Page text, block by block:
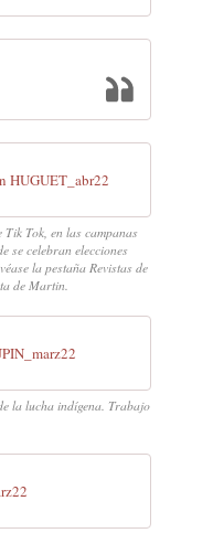
HUGUET_abr22
Tok, en las campanas
se celebran elecciones
la pestaña Revistas de
de Martin.
la lucha indígena. Trabajo